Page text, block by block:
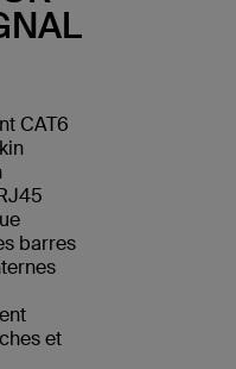
CAT6
barres
et